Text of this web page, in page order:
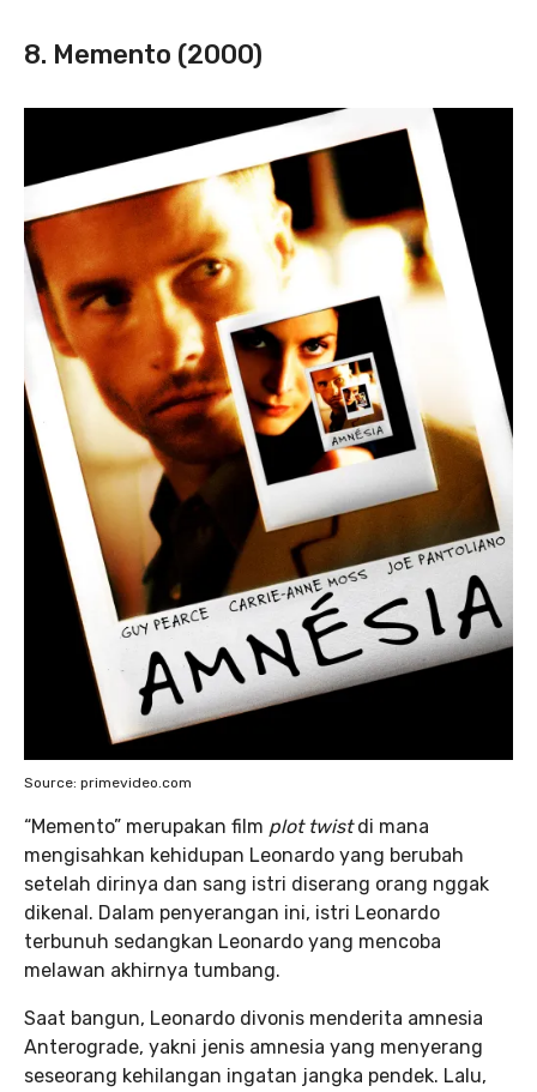
8. Memento (2000)
Source: primevideo.com
“Memento” merupakan film plot twistdi mana
mengisahkan kehidupan Leonardo yang berubah
setelah dirinya dan sang istri diserang orang nggak
dikenal. Dalam penyerangan ini, istri Leonardo
terbunuh sedangkan Leonardo yang mencoba
melawan akhirnya tumbang.
Saat bangun, Leonardo divonis menderita amnesia
Anterograde, yakni jenis amnesia yang menyerang
seseorang kehilangan ingatan jangka pendek. Lalu,